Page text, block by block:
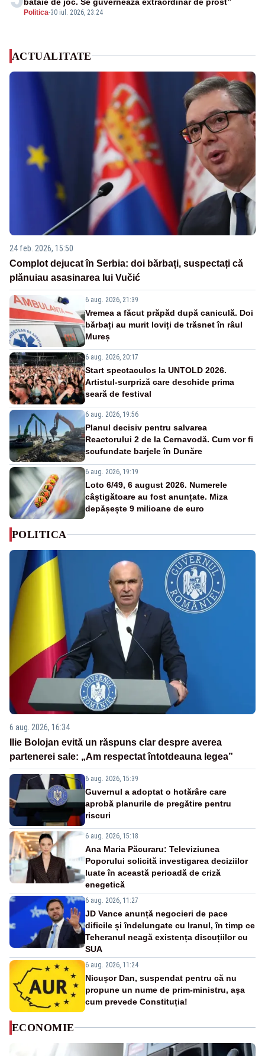
Politica-30 iul. 2026, 23:24
ACTUALITATE
24 feb. 2026, 15:50
Complot dejucat în Serbia: doi bărbați, suspectați că
plănuiau asasinarea lui Vučić
6 aug. 2026, 21:39
Vremea a făcut prăpăd după caniculă. Doi
bărbați au murit loviți de trăsnet în râul
Mureș
6 aug. 2026, 20:17
Start spectaculos la UNTOLD 2026.
Artistul-surpriză care deschide prima
seară de festival
6 aug. 2026, 19:56
Planul decisiv pentru salvarea
Reactorului 2 de la Cernavodă. Cum vor fi
scufundate barjele în Dunăre
6 aug. 2026, 19:19
Loto 6/49, 6 august 2026. Numerele
câștigătoare au fost anunțate. Miza
depășește 9 milioane de euro
POLITICA
6 aug. 2026, 16:34
Ilie Bolojan evită un răspuns clar despre averea
partenerei sale: „Am respectat întotdeauna legea”
6 aug. 2026, 15:39
Guvernul a adoptat o hotărâre care
aprobă planurile de pregătire pentru
riscuri
6 aug. 2026, 15:18
Ana Maria Păcuraru: Televiziunea
Poporului solicită investigarea deciziilor
luate în această perioadă de criză
enegetică
6 aug. 2026, 11:27
JD Vance anunță negocieri de pace
dificile și îndelungate cu Iranul, în timp ce
Teheranul neagă existența discuțiilor cu
SUA
6 aug. 2026, 11:24
Nicușor Dan, suspendat pentru că nu
propune un nume de prim-ministru, așa
cum prevede Constituția!
ECONOMIE